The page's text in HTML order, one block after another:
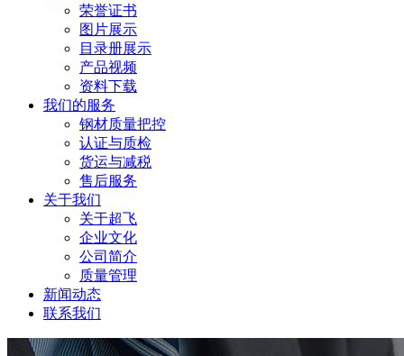
荣誉证书
图片展示
目录册展示
产品视频
资料下载
我们的服务
钢材质量把控
认证与质检
货运与减税
售后服务
关于我们
关于超飞
企业文化
公司简介
质量管理
新闻动态
联系我们